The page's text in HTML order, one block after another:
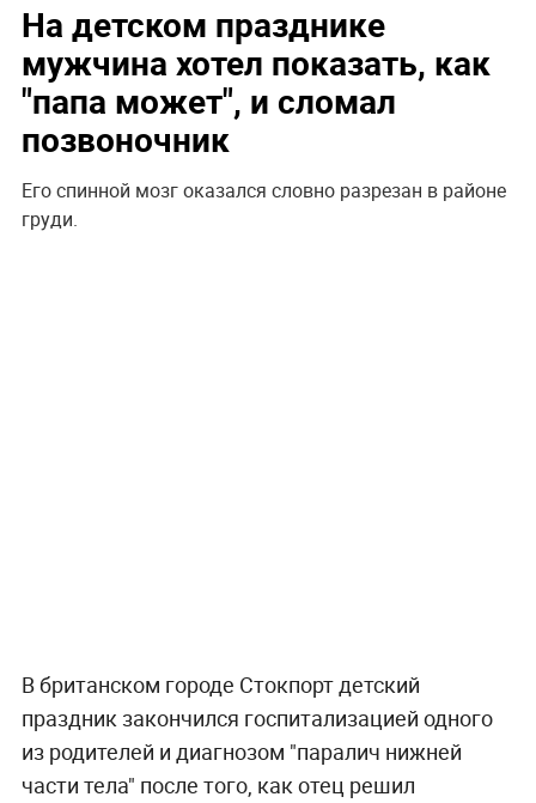
На детском празднике
мужчина хотел показать, как
"папа может", и сломал
позвоночник
Его спинной мозг оказался словно разрезан в районе
груди.
В британском городе Стокпорт детский
праздник закончился госпитализацией одного
из родителей и диагнозом "паралич нижней
части тела" после того, как отец решил